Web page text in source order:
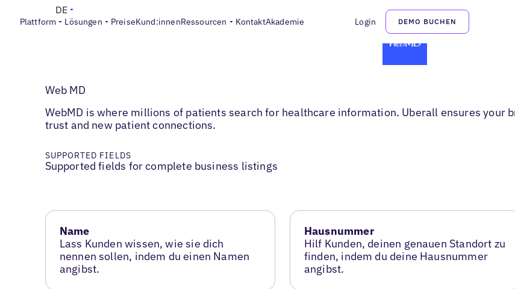
Plattform Lösungen PreiseKund:innenRessourcen KontaktAkademie Login DEMO BUCHEN
DE
Web MD
WebMD is where millions of patients search for healthcare information. Uberall ensures your
trust and new patient connections.
SUPPORTED FIELDS
Supported fields for complete business listings
Name
Lass Kunden wissen, wie sie dich
nennen sollen, indem du einen Namen
angibst.
Hausnummer
Hilf Kunden, deinen genauen Standort zu
finden, indem du deine Hausnummer
angibst.